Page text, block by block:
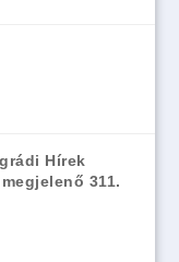
Hírek
311.